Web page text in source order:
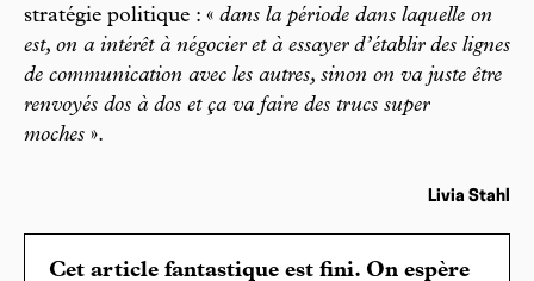
stratégie politique : « dans la période dans laquelle on
est, on a intérêt à négocier et à essayer d’établir des lignes
de communication avec les autres, sinon on va juste être
renvoyés dos à dos et ça va faire des trucs super
moches ».
Livia Stahl
Cet article fantastique est fini. On espère